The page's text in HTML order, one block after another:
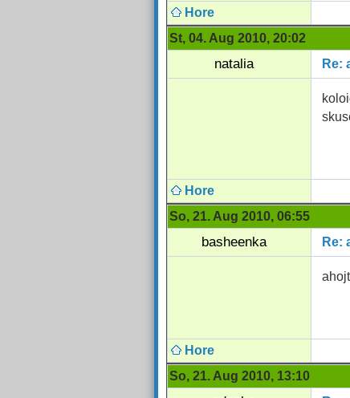
Hore
St, 04. Aug 2010, 20:02
natalia Re:
Hore
So, 21. Aug 2010, 06:55
basheenka Re:
Hore
So, 21. Aug 2010, 13:10